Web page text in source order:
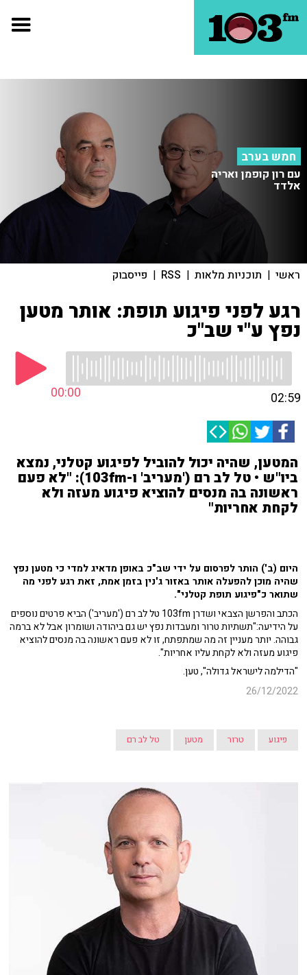
חמש בערב
עם רון קופמן ואריה
אלדד
ראשי | תוכניות מלאות |
RSS
| פייסבוק
רגע לפני פיגוע תופת: אותר מטען
נפץ ע"י שב"כ
00:00 02:59
המטען, שהיה יכול להוביל לפיגוע קטלני, נמצא
ביו"ש • טל לב רם ('מעריב' ו-103fm): "לא פעם
ראשונה בה מנסים להוציא פיגוע מעזה ולא
לקחת אחריות"
היום (ב') הותר לפרסום על ידי שב"כ באופן מדאיג למדי כי מטען נפץ
שהיה מוכן להפעלה אותר באזור ג'נין בזמן אמת, זאת רגע לפני מה
שתואר כ"פיגוע תופת קטלני".
הכתב והפרשן הצבאי ושדרן 103fm טל לב רם ('מעריב') הביא פרטים נוספים
על הידיעה:"תשתיות טרור ומעבדות נפץ יש גם ביהודה ושומרון אבל לא ברמה
גבוהה. יותר מעניין זה מה שמתפתח, זו לא פעם ראשונה בה מנסים להוציא
פיגוע מעזה ולא לקחת עליו אחריות".
"הדילמה לישראל גדולה", טען.
26/12/2022
פיגוע טרור מטען טל לב רם